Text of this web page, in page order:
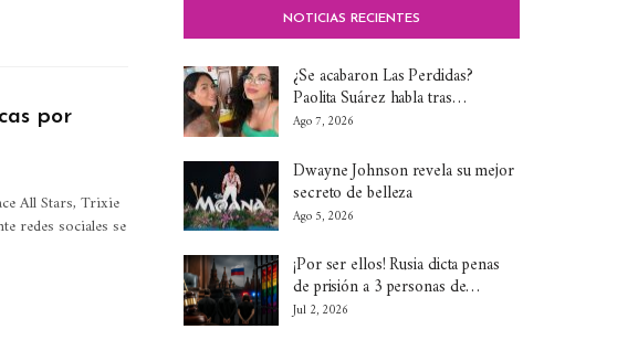
por
All Stars, Trixie
redes sociales se
NOTICIAS RECIENTES
¿Se acabaron Las Perdidas?
Paolita Suárez habla tras…
Ago 7, 2026
Dwayne Johnson revela su mejor
secreto de belleza
Ago 5, 2026
¡Por ser ellos! Rusia dicta penas
de prisión a 3 personas de…
Jul 2, 2026